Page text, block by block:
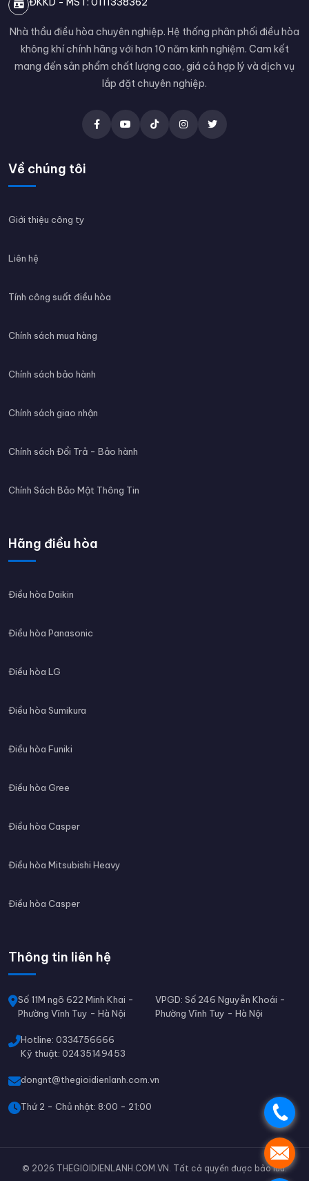
.
.
Nhà thầu điều hòa chuyên nghiệp. Hệ thống phân phối điều hòa
không khí chính hãng với hơn 10 năm kinh nghiệm. Cam kết
mang đến sản phẩm chất lượng cao, giá cả hợp lý và dịch vụ
lắp đặt chuyên nghiệp.
Về chúng tôi
Giới thiệu công ty
Liên hệ
Tính công suất điều hòa
Chính sách mua hàng
Chính sách bảo hành
Chính sách giao nhận
Chính sách Đổi Trả - Bảo hành
Chính Sách Bảo Mật Thông Tin
Hãng điều hòa
Điều hòa Daikin
Điều hòa Panasonic
Điều hòa LG
Điều hòa Sumikura
Điều hòa Funiki
Điều hòa Gree
Điều hòa Casper
Điều hòa Mitsubishi Heavy
Điều hòa Casper
Thông tin liên hệ
Số 11M ngõ 622 Minh Khai -
Phường Vĩnh Tuy - Hà Nội
VPGD: Số 246 Nguyễn Khoái -
Phường Vĩnh Tuy - Hà Nội
Hotline: 0334756666
Kỹ thuật: 02435149453
dongnt@thegioidienlanh.com.vn
Thứ 2 - Chủ nhật: 8:00 - 21:00
© 2026 THEGIOIDIENLANH.COM.VN. Tất cả quyền được bảo lưu.